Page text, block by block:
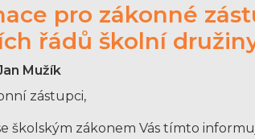
pro zákonné
řádů školní
Mužík
zástupci,
školským zákonem Vás tímto